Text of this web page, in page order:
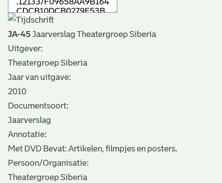
JA-45Jaarverslag Theatergroep Siberia
Uitgever:
Theatergroep Siberia
Jaar van uitgave:
2010
Documentsoort:
Jaarverslag
Annotatie:
Met DVD Bevat: Artikelen, filmpjes en posters.
Persoon/Organisatie:
Theatergroep Siberia